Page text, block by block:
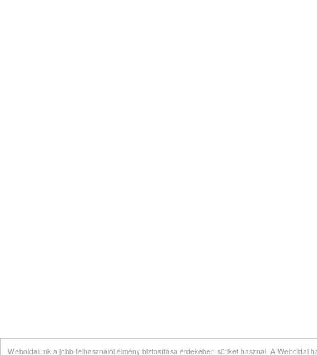
Weboldalunk a jobb felhasználói élmény biztosítása érdekében sütiket használ. A